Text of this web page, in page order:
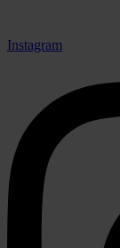
Instagram